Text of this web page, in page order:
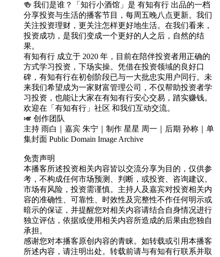
🍻 我们是谁？「知行小酒馆」是 有知有行 出品的一档
分享投资与生活的播客节目，每周五晚八点更新。我们
关注投资理财，更关注怎样更好地生活。在我们看来，
投资成功，是我们变成一个更好的人之后，自然的结
果。
有知有行 成立于 2020 年，目前在陪伴投资者用正确的
方式学习投资，下场实操。凭借在投资领域的良好口
碑，有知有行在初创阶段已与一大批忠实用户同行。未
来我们希望成为一家财富管理公司，不仅帮助投资者学
习投资，也能让大家在有知有行安心交易，踏实赚钱。
欢迎在「有知有行」社区 和我们互动交流。
🎺 创作团队
主持 雨白｜嘉宾 朱宁｜制作 星星 周一｜后期 孙称｜单
集封面 Public Domain Image Archive
免责声明
本播客所述投资相关内容皆以交流分享为目的，仅供参
考，不构成任何市场预测、判断，或投资、咨询建议。
市场有风险，投资需谨慎。主持人及嘉宾对投资相关内
容的准确性、可靠性、时效性及完整性不作任何明示或
暗示的保证，并提醒您对相关内容请结合自身情况进行
独立评估，依据或使用相关内容所造成的后果由您独自
承担。
感谢您对本播客原创内容的青睐。如转载或引用本播客
所述内容，请注明出处。转载前请与有知有行联系并取